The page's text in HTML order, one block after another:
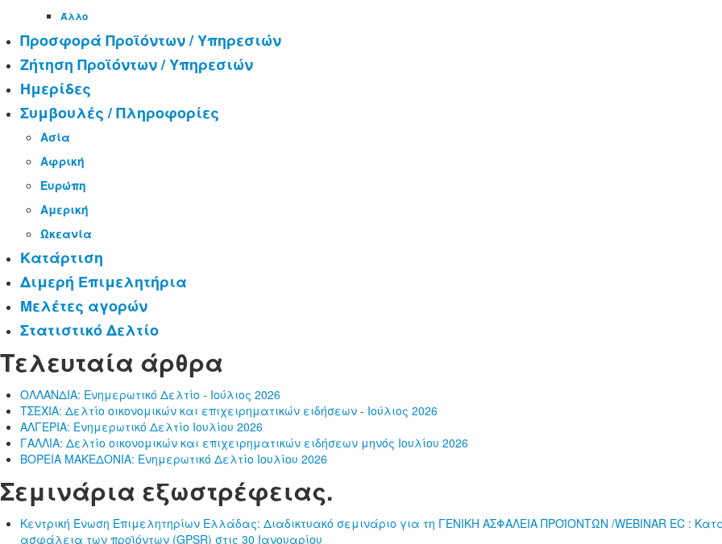
Άλλο
Προσφορά Προϊόντων / Υπηρεσιών
Ζήτηση Προϊόντων / Υπηρεσιών
Ημερίδες
Συμβουλές / Πληροφορίες
Ασία
Αφρική
Ευρώπη
Αμερική
Ωκεανία
Κατάρτιση
Διμερή Επιμελητήρια
Μελέτες αγορών
Στατιστικό Δελτίο
Τελευταία άρθρα
ΟΛΛΑΝΔΙΑ: Ενημερωτικό Δελτίο - Ιούλιος 2026
ΤΣΕΧΙΑ: Δελτίο οικονομικών και επιχειρηματικών ειδήσεων - Ιούλιος 2026
ΑΛΓΕΡΙΑ: Ενημερωτικό Δελτίο Ιουλίου 2026
ΓΑΛΛΙΑ: Δελτίο οικονομικών και επιχειρηματικών ειδήσεων μηνός Ιουλίου 2026
ΒΟΡΕΙΑ ΜΑΚΕΔΟΝΙΑ: Ενημερωτικό Δελτίο Ιουλίου 2026
Σεμινάρια εξωστρέφειας.
Κεντρική Ένωση Επιμελητηρίων Ελλάδας: Διαδικτυακό σεμινάριο για τη ΓΕΝΙΚΗ ΑΣΦΑΛΕΙΑ ΠΡΟΪΟΝΤΩΝ /WEBINAR EC :
ασφάλεια των προϊόντων (GPSR) στις 30 Ιανουαρίου